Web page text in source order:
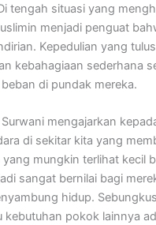
tengah situasi yang
menjadi penguat
Kepedulian yang
kebahagiaan sederhana
di pundak mereka.
mengajarkan
di sekitar kita yang
mungkin terlihat kecil
sangat bernilai bagi
hidup.
kebutuhan pokok lainnya